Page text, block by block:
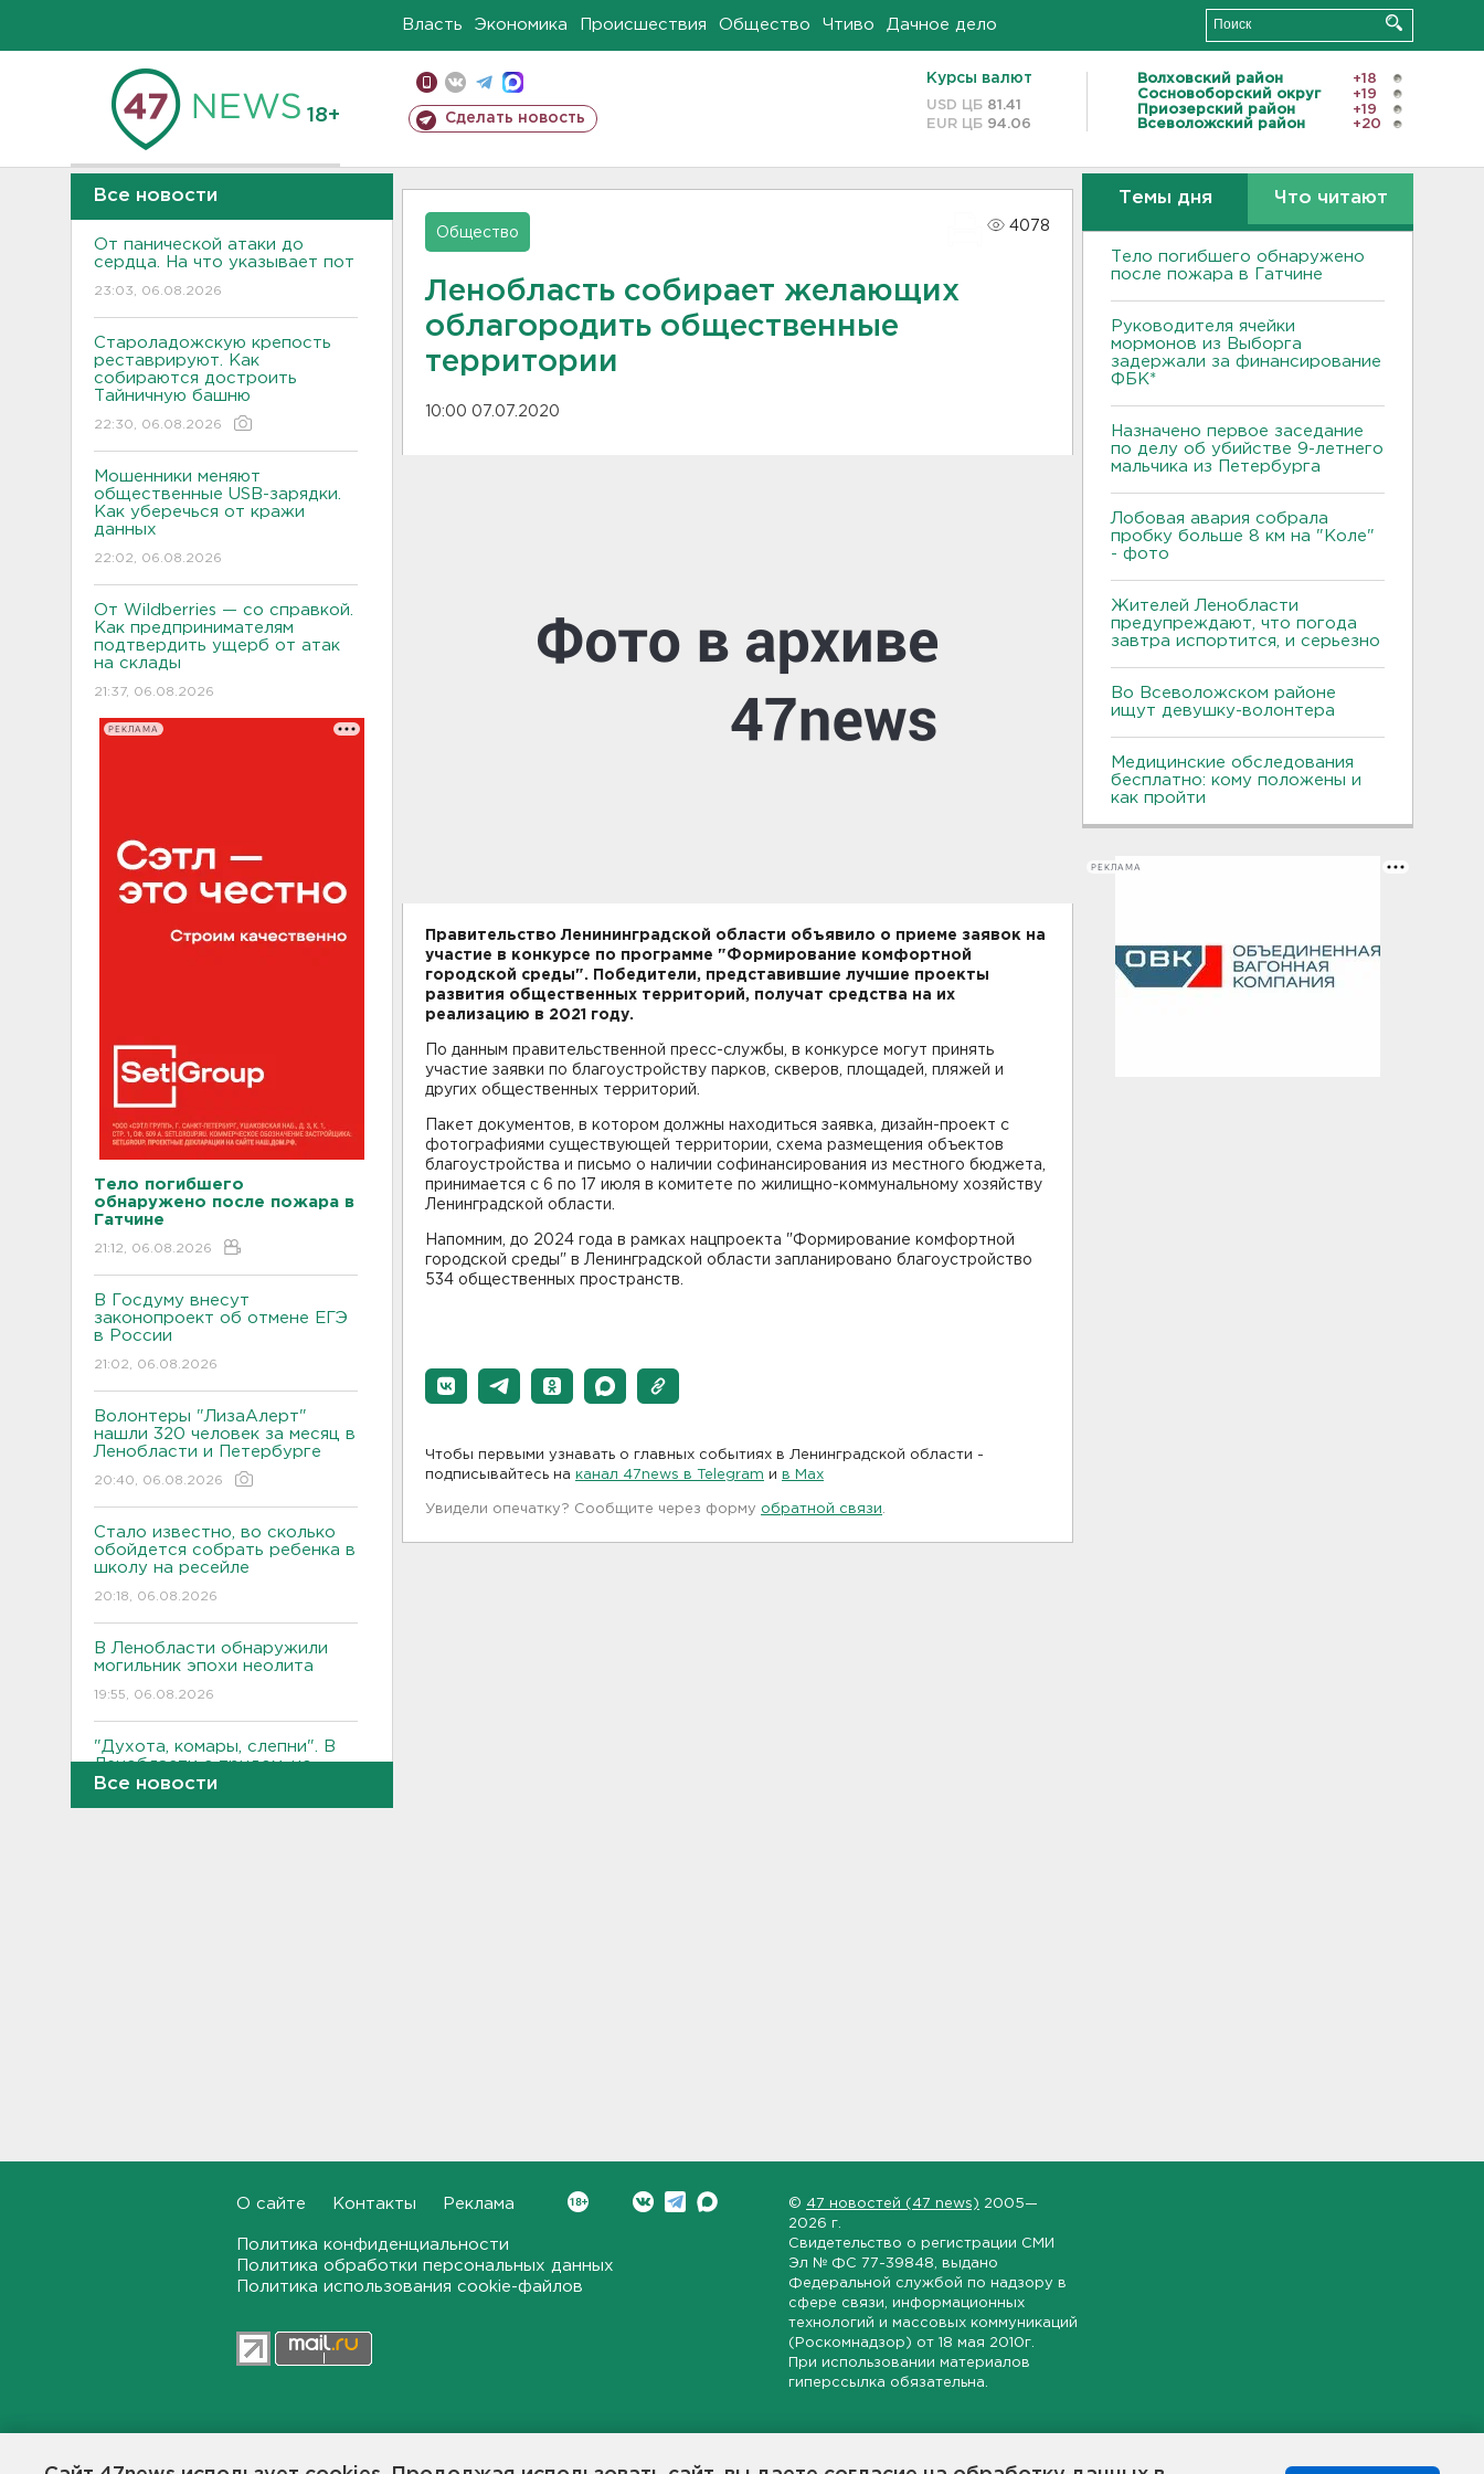
Власть Экономика Происшествия Общество Чтиво Дачное дело
18+ Сделать новость
Курсы валют
USD ЦБ 81.41
EUR ЦБ 94.06
Волховский район
+18
Сосновоборский округ
+19
Приозерский район
+19
Всеволожский район
+20
Все новости
От панической атаки до
сердца. На что указывает пот
23:03, 06.08.2026
Староладожскую крепость
реставрируют. Как
собираются достроить
Тайничную башню
22:30, 06.08.2026
Мошенники меняют
общественные USB-зарядки.
Как уберечься от кражи
данных
22:02, 06.08.2026
От Wildberries — со справкой.
Как предпринимателям
подтвердить ущерб от атак
на склады
21:37, 06.08.2026
РЕКЛАМА
Тело погибшего
обнаружено после пожара в
Гатчине
21:12, 06.08.2026
В Госдуму внесут
законопроект об отмене ЕГЭ
в России
21:02, 06.08.2026
Волонтеры "ЛизаАлерт"
нашли 320 человек за месяц в
Ленобласти и Петербурге
20:40, 06.08.2026
Стало известно, во сколько
обойдется собрать ребенка в
школу на ресейле
20:18, 06.08.2026
В Ленобласти обнаружили
могильник эпохи неолита
19:55, 06.08.2026
"Духота, комары, слепни". В
Ленобласти с трудом, но
находят грибы и ягоды в лесу
19:36, 06.08.2026
Наезд моторной лодки на
Ленобласти стал уголовным
Фермеры в Ленобласти
смогут получить до 8 млн
Все новости
Общество
4078
Ленобласть собирает желающих
облагородить общественные
территории
10:00 07.07.2020
Правительство Ленининградской области объявило о приеме заявок на
участие в конкурсе по программе "Формирование комфортной
городской среды". Победители, представившие лучшие проекты
развития общественных территорий, получат средства на их
реализацию в 2021 году.
По данным правительственной пресс-службы, в конкурсе могут принять
участие заявки по благоустройству парков, скверов, площадей, пляжей и
других общественных территорий.
Пакет документов, в котором должны находиться заявка, дизайн-проект с
фотографиями существующей территории, схема размещения объектов
благоустройства и письмо о наличии софинансирования из местного бюджета,
принимается с 6 по 17 июля в комитете по жилищно-коммунальному хозяйству
Ленинградской области.
Напомним, до 2024 года в рамках нацпроекта "Формирование комфортной
городской среды" в Ленинградской области запланировано благоустройство
534 общественных пространств.
Чтобы первыми узнавать о главных событиях в Ленинградской области -
подписывайтесь на канал 47news в Telegram и в Maх
Увидели опечатку? Сообщите через форму обратной связи
Темы дня Что читают
Тело погибшего обнаружено
после пожара в Гатчине
Руководителя ячейки
мормонов из Выборга
задержали за финансирование
ФБК*
Назначено первое заседание
по делу об убийстве 9-летнего
мальчика из Петербурга
Лобовая авария собрала
пробку больше 8 км на "Коле"
- фото
Жителей Ленобласти
предупреждают, что погода
завтра испортится, и серьезно
Во Всеволожском районе
ищут девушку-волонтера
Медицинские обследования
бесплатно: кому положены и
как пройти
РЕКЛАМА
О сайте Контакты Реклама
Политика конфиденциальности
Политика обработки персональных данных
Политика использования cookie-файлов
© 47 новостей (47 news) 2005—
2026 г.
Свидетельство о регистрации СМИ
Эл № ФС 77-39848 , выдано
Федеральной службой по надзору в
сфере связи, информационных
технологий и массовых коммуникаций
(Роскомнадзор) от 18 мая 2010г.
При использовании материалов
гиперссылка обязательна.
общественной жизни в Ленинградской области, экономической и инвестиционной активности в регионе.